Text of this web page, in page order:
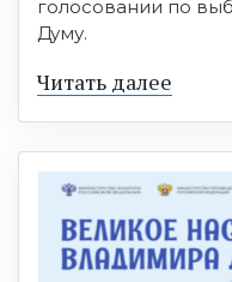
голосовании по
Думу.
Читать далее